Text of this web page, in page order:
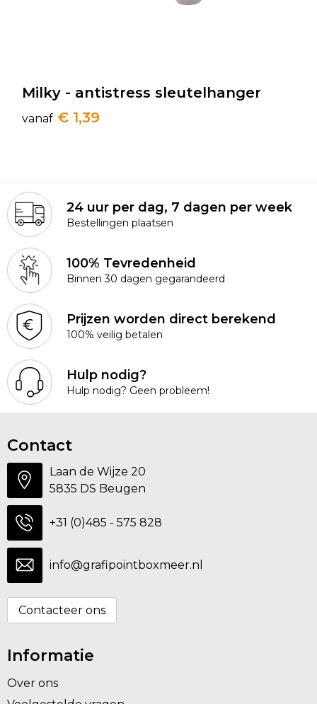
Milky - antistress sleutelhanger
vanaf € 1,39
24 uur per dag, 7 dagen per week
Bestellingen plaatsen
100% Tevredenheid
Binnen 30 dagen gegarandeerd
Prijzen worden direct berekend
100% veilig betalen
Hulp nodig?
Hulp nodig? Geen probleem!
Contact
Laan de Wijze 20
5835 DS Beugen
+31 (0)485 - 575 828
info@grafipointboxmeer.nl
Contacteer ons
Informatie
Over ons